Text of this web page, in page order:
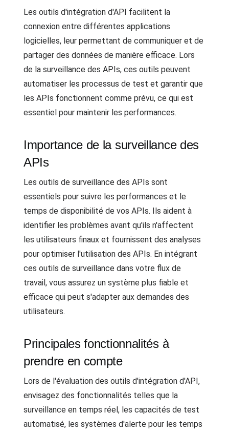
Les outils d'intégration d'API facilitent la
connexion entre différentes applications
logicielles, leur permettant de communiquer et de
partager des données de manière efficace. Lors
de la surveillance des APIs, ces outils peuvent
automatiser les processus de test et garantir que
les APIs fonctionnent comme prévu, ce qui est
essentiel pour maintenir les performances.
Importance de la surveillance des
APIs
Les outils de surveillance des APIs sont
essentiels pour suivre les performances et le
temps de disponibilité de vos APIs. Ils aident à
identifier les problèmes avant qu'ils n'affectent
les utilisateurs finaux et fournissent des analyses
pour optimiser l'utilisation des APIs. En intégrant
ces outils de surveillance dans votre flux de
travail, vous assurez un système plus fiable et
efficace qui peut s'adapter aux demandes des
utilisateurs.
Principales fonctionnalités à
prendre en compte
Lors de l'évaluation des outils d'intégration d'API,
envisagez des fonctionnalités telles que la
surveillance en temps réel, les capacités de test
automatisé, les systèmes d'alerte pour les temps